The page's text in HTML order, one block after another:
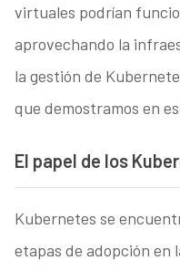
virtuales podrían
aprovechando la
la gestión de
que demostramos en
El papel de los
Kubernetes se
etapas de adopción en